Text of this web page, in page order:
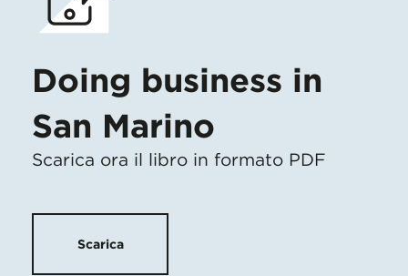
Doing business in
San Marino
Scarica ora il libro in formato PDF
Scarica